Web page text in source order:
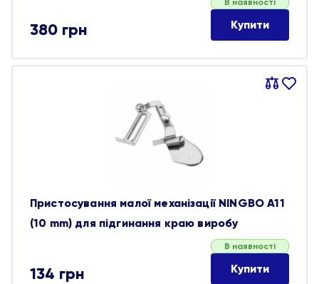
380 грн Купити
Порівняти
В
Пристосування малої механізації NINGBO A11
(10 mm) для підгинання краю виробу
134 грн
В наявності
Купити